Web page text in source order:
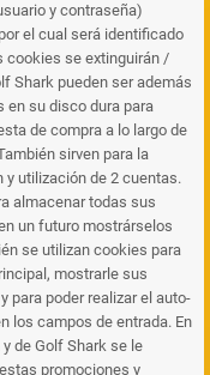
y contraseña)
el cual será identificado
cookies se extinguirán /
Shark pueden ser además
en su disco dura para
de compra a lo largo de
sirven para la
utilización de 2 cuentas.
almacenar todas sus
un futuro mostrárselos
se utilizan cookies para
mostrarle sus
para poder realizar el auto-
los campos de entrada. En
de Golf Shark se le
promociones y